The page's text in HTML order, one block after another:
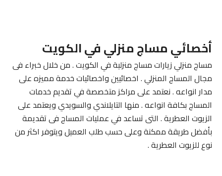
أخصائي مساج منزلي في الكويت
مساج منزلي زيارات مساج منزلية في الكويت . من خلال خبراء فى
مجال المساج المنزلي . اخصائيين واخصائيات خدمة مميزه على
مدار انواعه . نعتمد على مراكز متخصصة في تقديم خدمات
المساج بكافة انواعه . منها التايلاندي والسويدي ويعتمد على
الزيوت العطرية . التى تساعد في عمليات المساج فى تقديمة
بأفضل طريقة ممكنة وعلى حسب طلب العميل ويتوفر اكثر من
نوع للزيوت العطرية .